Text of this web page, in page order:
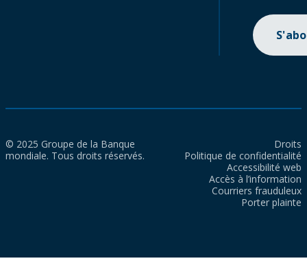
© 2025 Groupe de la Banque
mondiale. Tous droits réservés.
Droits
Politique de confidentialité
Accessibilité web
Accès à l’information
Courriers frauduleux
Porter plainte